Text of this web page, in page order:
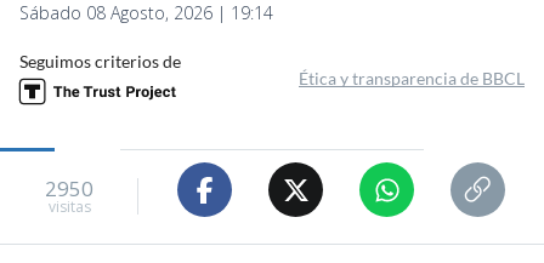
Sábado 08 Agosto, 2026 | 19:14
Seguimos criterios de
Ética y transparencia de BBCL
2950
visitas